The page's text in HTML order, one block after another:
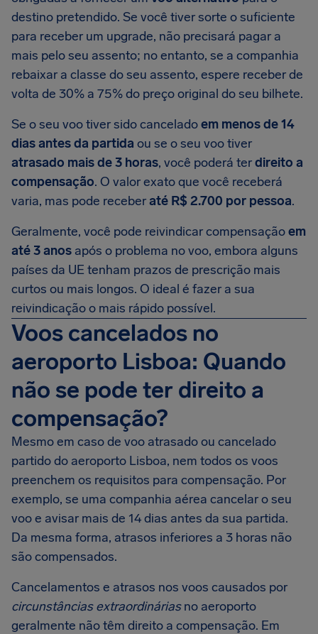
destino pretendido. Se você tiver sorte o suficiente
para receber um upgrade, não precisará pagar a
mais pelo seu assento; no entanto, se a companhia
rebaixar a classe do seu assento, espere receber de
volta de 30% a 75% do preço original do seu bilhete.
Se o seu voo tiver sido canceladoem menos de 14
dias antes da partida ou se o seu voo tiver
atrasado mais de 3 horas, você poderá terdireito a
compensação. O valor exato que você receberá
varia, mas pode receberaté R$ 2.700 por pessoa.
Geralmente, você pode reivindicar compensaçãoem
até 3 anos após o problema no voo, embora alguns
países da UE tenham prazos de prescrição mais
curtos ou mais longos. O ideal é fazer a sua
reivindicação o mais rápido possível.
Voos cancelados no
aeroporto Lisboa: Quando
não se pode ter direito a
compensação?
Mesmo em caso de voo atrasado ou cancelado
partido do aeroporto Lisboa, nem todos os voos
preenchem os requisitos para compensação. Por
exemplo, se uma companhia aérea cancelar o seu
voo e avisar mais de 14 dias antes da sua partida.
Da mesma forma, atrasos inferiores a 3 horas não
são compensados.
Cancelamentos e atrasos nos voos causados por
circunstâncias extraordináriasno aeroporto
geralmente não têm direito a compensação. Em